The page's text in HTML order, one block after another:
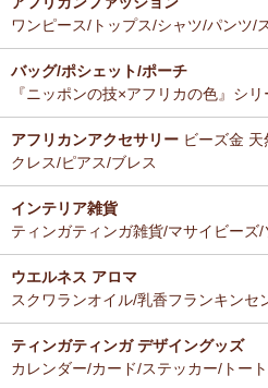
ーナー新入荷！
12/16：ガウチョパンツ～キテンゲ
新作登場！～楽ちんクロップド丈～
12/16：キテンゲ 本革ショルダーミ
キテンゲ◇ハイクオリティ◇で仕立
技×アフリカの色』
12/4：ティンガティンガ・アート～
名ごとに2つのカテゴリーでご紹介し
→ 作家名 A―L
→ 作家名 M―Z
12/4：ティンガティンガ・アート～
入荷！
私たちバラカは、チャリンダが遺し
らも大切に紹介してまいります。
とても美味しくて毎日使っています。
す。
Ａ さまより ティンガティンガ
ドゥケさんの画は数年前から気になっ
ることにしました。とても楽しみにし
バラカの紅茶は香りがよくて大好きで
だきます。
Ｓ さまより キテンゲ平ポーチ
以前プレゼントでいただいた平ポーチ
日使っています。
今回同じ「中サイズ」を買いましたが
で、1センチくらい心持ち小くて母子
ワンピース/トップス/シャツ/パンツ/
バッグ/ポシェット/ポーチ
『ニッポンの技×アフリカの色』シリ
アフリカンアクセサリー ビーズ金
クレス/ピアス/ブレス
インテリア雑貨
ティンガティンガ雑貨/マサイビーズ
ウエルネス アロマ
スクワランオイル/乳香フランキンセ
ティンガティンガ デザイングッズ
カレンダー/カード/ステッカー/トー